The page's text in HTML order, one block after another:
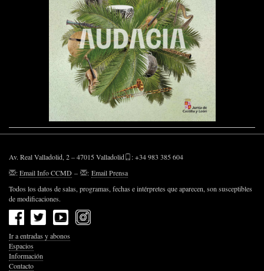
Av. Real Valladolid, 2 – 47015 Valladolid
: +34 983 385 604
:Email Info CCMD – : Email Prensa
Todos los datos de salas, programas, fechas e intérpretes que aparecen, son susceptibles
de modificaciones.
Ir a entradas y abonos
Espacios
Información
Contacto